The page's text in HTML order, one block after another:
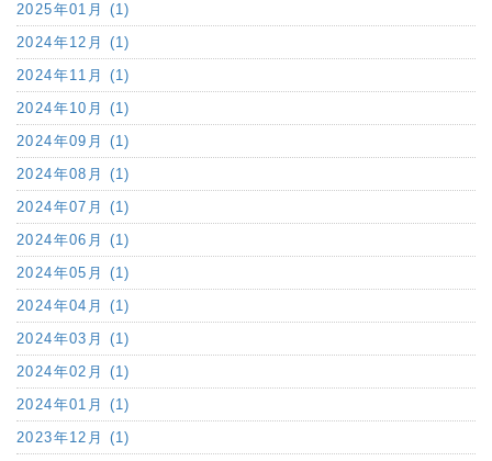
2025年01月 (1)
2024年12月 (1)
2024年11月 (1)
2024年10月 (1)
2024年09月 (1)
2024年08月 (1)
2024年07月 (1)
2024年06月 (1)
2024年05月 (1)
2024年04月 (1)
2024年03月 (1)
2024年02月 (1)
2024年01月 (1)
2023年12月 (1)